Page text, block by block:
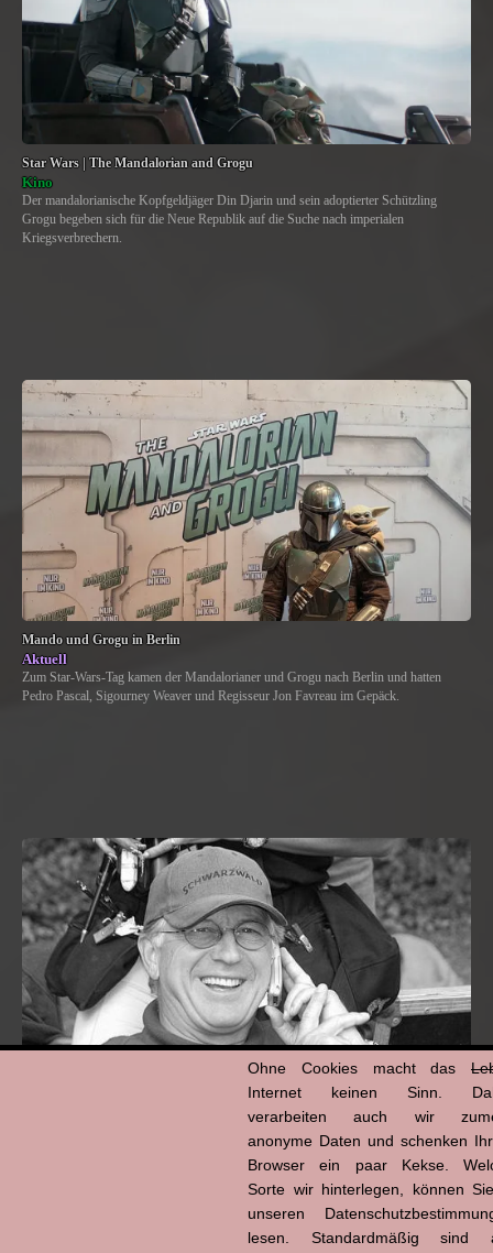
Star Wars | The Mandalorian and Grogu
Kino
Der mandalorianische Kopfgeldjäger Din Djarin und sein adoptierter Schützling
Grogu begeben sich für die Neue Republik auf die Suche nach imperialen
Kriegsverbrechern.
Mando und Grogu in Berlin
Aktuell
Zum Star-Wars-Tag kamen der Mandalorianer und Grogu nach Berlin und hatten
Pedro Pascal, Sigourney Weaver und Regisseur Jon Favreau im Gepäck.
Ohne Cookies macht das
Internet keinen Sinn.
verarbeiten auch wir
anonyme Daten und schenken
Browser ein paar Kekse.
Sorte wir hinterlegen, können
unseren
lesen. Standardmäßig sind